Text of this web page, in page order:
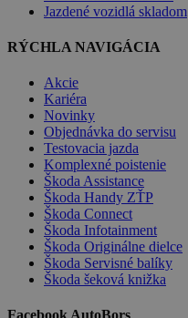
Jazdené vozidlá skladom
RÝCHLA NAVIGÁCIA
Akcie
Kariéra
Novinky
Objednávka do servisu
Testovacia jazda
Komplexné poistenie
Škoda Assistance
Škoda Handy ZŤP
Škoda Connect
Škoda Infotainment
Škoda Originálne dielce
Škoda Servisné balíky
Škoda šeková knižka